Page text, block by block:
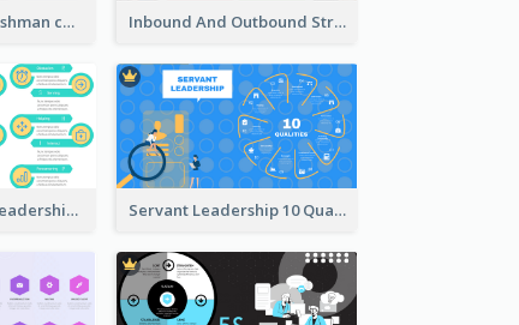
Purple Nadler-Tushman congruence model Strategic Analysis Inbound And Outbound Strategic Analysis
Vibrant Servant Leadership Strategic Analysis Design Servant Leadership 10 Qualities Strategic Analysis